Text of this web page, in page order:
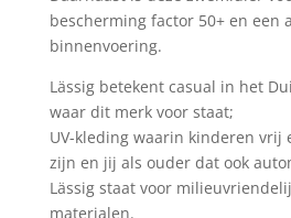
bescherming factor 50+ en een
binnenvoering.
Lässig betekent casual in het
waar dit merk voor staat;
UV-kleding waarin kinderen vrij
zijn en jij als ouder dat ook
Lässig staat voor
materialen.